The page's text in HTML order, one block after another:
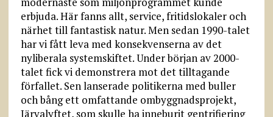
erbjuda. Här fanns allt, service, fritidslokaler och
närhet till fantastisk natur. Men sedan 1990-talet
har vi fått leva med konsekvenserna av det
nyliberala systemskiftet. Under början av 2000-
talet fick vi demonstrera mot det tilltagande
förfallet. Sen lanserade politikerna med buller
och bång ett omfattande ombyggnadsprojekt,
Järvalyftet, som skulle ha inneburit gentrifiering